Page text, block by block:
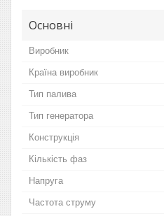
Основні
Виробник
Країна виробник
Тип палива
Тип генератора
Конструкція
Кількість фаз
Напруга
Частота струму